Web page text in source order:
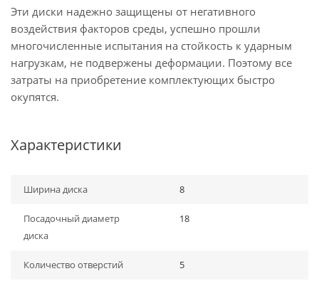
Эти диски надежно защищены от негативного
воздействия факторов среды, успешно прошли
многочисленные испытания на стойкость к ударным
нагрузкам, не подвержены деформации. Поэтому все
затраты на приобретение комплектующих быстро
окупятся.
Характеристики
Ширина диска 8
Посадочный диаметр
диска
18
Количество отверстий 5